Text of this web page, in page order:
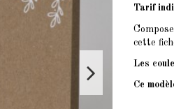
Tarif
cette
Les
Ce